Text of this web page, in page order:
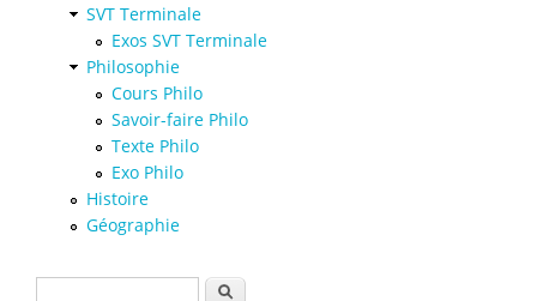
SVT Terminale
Exos SVT Terminale
Philosophie
Cours Philo
Savoir-faire Philo
Texte Philo
Exo Philo
Histoire
Géographie
Formulaire de recherche
Rechercher